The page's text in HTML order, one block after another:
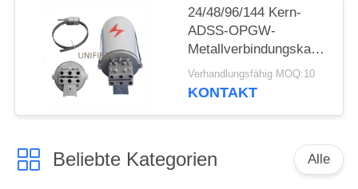
24/48/96/144 Kern-
ADSS-OPGW-
Metallverbindungskasse
Aluminium-
Verhandlungsfähig MOQ:10
KONTAKT
Beliebte Kategorien Alle